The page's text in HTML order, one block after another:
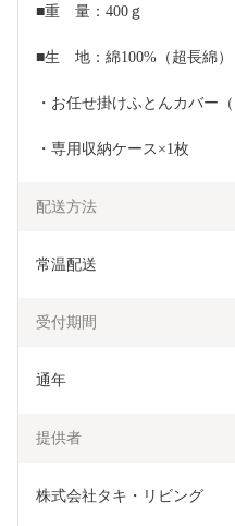
■重　量：400ｇ
■生　地：綿100%（超長綿）
・お任せ掛けふとんカバー
・専用収納ケース×1枚
配送方法
常温配送
受付期間
通年
提供者
株式会社タキ・リビング